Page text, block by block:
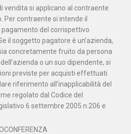
vendita si applicano al contraente
Per contraente si intende il
del corrispettivo
il soggetto pagatore è un’azienda,
concretamente fruito da persona
o un suo dipendente, si
previste per acquisti effettuati
riferimento all’inapplicabilità del
regolato dal Codice del
6 settembre 2005 n.206 e